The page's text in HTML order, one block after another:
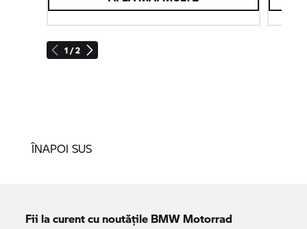
1 / 2
ÎNAPOI SUS
Fii la curent cu noutățile BMW Motorrad